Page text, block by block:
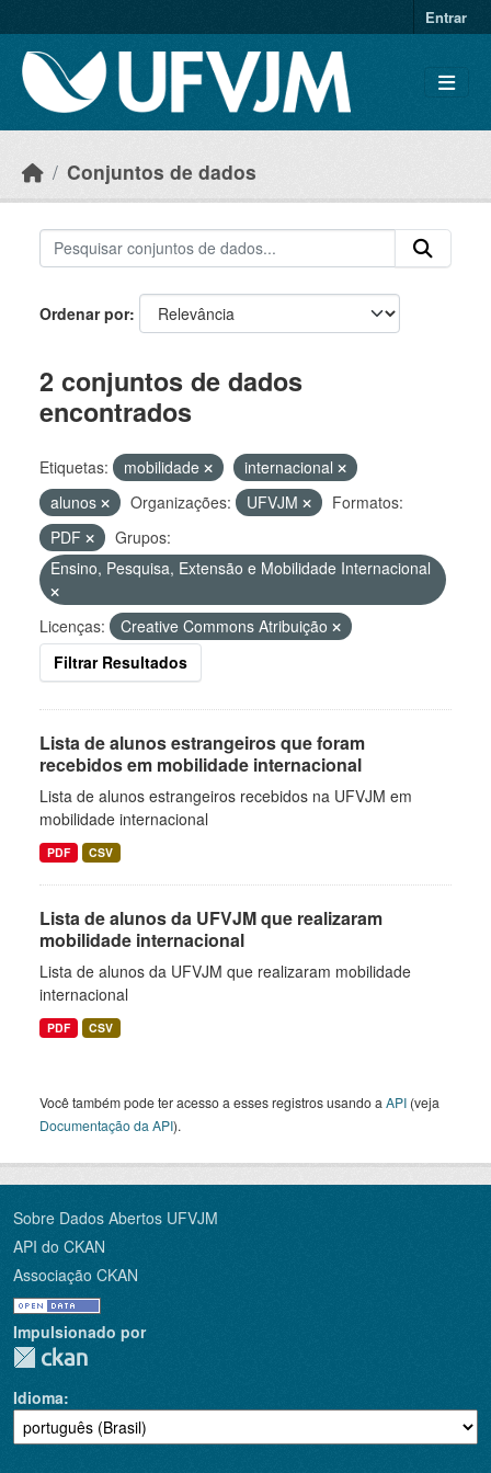
Entrar
Conjuntos de dados
Ordenar por
2 conjuntos de dados
encontrados
Etiquetas: mobilidade
internacional
alunos
Organizações: UFVJM
Formatos:
PDF
Grupos:
Ensino, Pesquisa, Extensão e Mobilidade Internacional
Licenças:
Creative Commons Atribuição
Filtrar Resultados
Lista de alunos estrangeiros que foram
recebidos em mobilidade internacional
Lista de alunos estrangeiros recebidos na UFVJM em
mobilidade internacional
PDF CSV
Lista de alunos da UFVJM que realizaram
mobilidade internacional
Lista de alunos da UFVJM que realizaram mobilidade
internacional
PDF CSV
Você também pode ter acesso a esses registros usando a API (veja
Documentação da API).
Sobre Dados Abertos UFVJM
API do CKAN
Associação CKAN
Impulsionado por
Idioma